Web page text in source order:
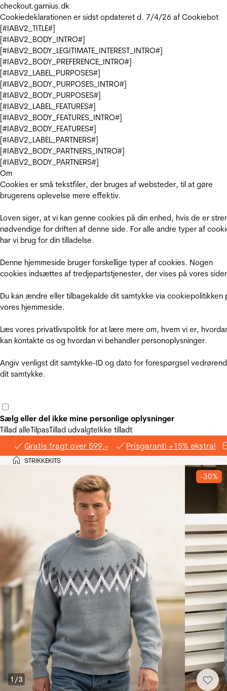
checkout.garnius.dk
Cookiedeklarationen er sidst opdateret d. 7/4/26 af Cookiebot
[#IABV2_TITLE#]
[#IABV2_BODY_INTRO#]
[#IABV2_BODY_LEGITIMATE_INTEREST_INTRO#]
[#IABV2_BODY_PREFERENCE_INTRO#]
[#IABV2_LABEL_PURPOSES#]
[#IABV2_BODY_PURPOSES_INTRO#]
[#IABV2_BODY_PURPOSES#]
[#IABV2_LABEL_FEATURES#]
[#IABV2_BODY_FEATURES_INTRO#]
[#IABV2_BODY_FEATURES#]
[#IABV2_LABEL_PARTNERS#]
[#IABV2_BODY_PARTNERS_INTRO#]
[#IABV2_BODY_PARTNERS#]
Om
Cookies er små tekstfiler, der bruges af websteder, til at gøre
brugerens oplevelse mere effektiv.
Loven siger, at vi kan genne cookies på din enhed, hvis de er
nødvendige for driften af denne side. For alle andre typer af
har vi brug for din tilladelse.
Denne hjemmeside bruger forskellige typer af cookies. Nogen
cookies indsættes af tredjepartstjenester, der vises på vores
Du kan ændre eller tilbagekalde dit samtykke via cookiepolitikken
vores hjemmeside.
Læs vores privatlivspolitik for at lære mere om, hvem vi er,
kan kontakte os og hvordan vi behandler personoplysninger.
Angiv venligst dit samtykke-ID og dato for forespørgsel
dit samtykke.
Sælg eller del ikke mine personlige oplysninger
Tillad alleTilpasTillad udvalgteIkke tilladt
Gratis fragt over 599,- Prisgaranti +15% ekstra!
Hjem
>STRIKKEKITS
1 /3
-30%